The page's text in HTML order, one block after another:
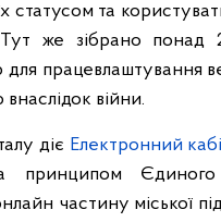
статусом та
Тут же зібрано понад
працевлаштування
внаслідок війни.
діє Електронний
Єдиного
частину міської